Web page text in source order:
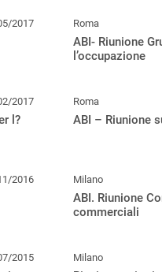
2017 Roma
ABI- Riunione
l’occupazione
2017
l?
Roma
ABI – Riunione
2016 Milano
ABI. Riunione
commerciali
2015 Milano